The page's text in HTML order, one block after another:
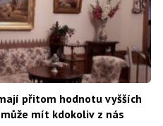
přitom hodnotu vyšších
mít kdokoliv z nás